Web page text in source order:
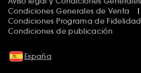
Condiciones Generales de Venta
Condiciones Programa de Fidelidad
Condiciones de publicación
España